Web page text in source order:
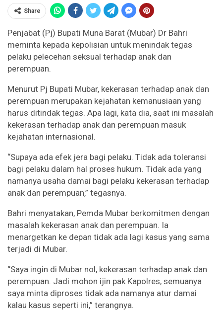
Share
Penjabat (Pj) Bupati Muna Barat (Mubar) Dr Bahri
meminta kepada kepolisian untuk menindak tegas
pelaku pelecehan seksual terhadap anak dan
perempuan.
Menurut Pj Bupati Mubar, kekerasan terhadap anak dan
perempuan merupakan kejahatan kemanusiaan yang
harus ditindak tegas. Apa lagi, kata dia, saat ini masalah
kekerasan terhadap anak dan perempuan masuk
kejahatan internasional.
“Supaya ada efek jera bagi pelaku. Tidak ada toleransi
bagi pelaku dalam hal proses hukum. Tidak ada yang
namanya usaha damai bagi pelaku kekerasan terhadap
anak dan perempuan,” tegasnya.
Bahri menyatakan, Pemda Mubar berkomitmen dengan
masalah kekerasan anak dan perempuan. Ia
menargetkan ke depan tidak ada lagi kasus yang sama
terjadi di Mubar.
“Saya ingin di Mubar nol, kekerasan terhadap anak dan
perempuan. Jadi mohon ijin pak Kapolres, semuanya
saya minta diproses tidak ada namanya atur damai
kalau kasus seperti ini,” terangnya.